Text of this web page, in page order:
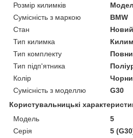
Розмір килимків
Сумісність з маркою
BMW
Стан
Новий
Тип килимка
Тип комплекту
Тип підп'ятника
Колір
Сумісність з моделлю
G30
Користувальницькі
Мoдель
5
Серія
5